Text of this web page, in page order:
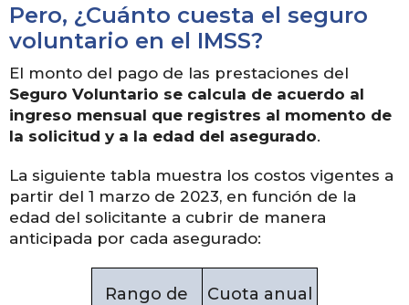
Pero, ¿Cuánto cuesta el seguro
voluntario en el IMSS?
El monto del pago de las prestaciones del
Seguro Voluntario se calcula de acuerdo al
ingreso mensual que registres al momento de
la solicitud y a la edad del asegurado.
La siguiente tabla muestra los costos vigentes a
partir del 1 marzo de 2023, en función de la
edad del solicitante a cubrir de manera
anticipada por cada asegurado:
Rango de
Cuota anual